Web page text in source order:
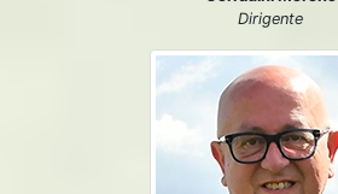
Dirigente